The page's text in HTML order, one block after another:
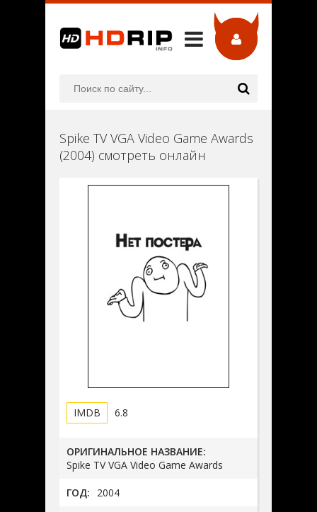
Spike TV VGA Video Game Awards
(2004) смотреть онлайн
6.8
ОРИГИНАЛЬНОЕ НАЗВАНИЕ:
Spike TV VGA Video Game Awards
ГОД: 2004